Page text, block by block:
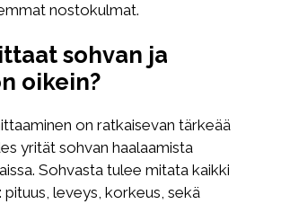
nostokulmat.
sohvan ja
oikein?
on ratkaisevan tärkeää
yrität sohvan haalaamista
Sohvasta tulee mitata kaikki
leveys, korkeus, sekä